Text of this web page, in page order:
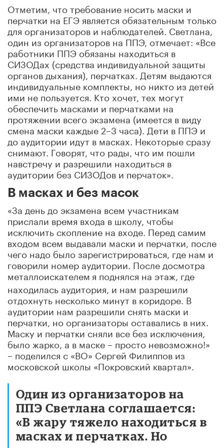
Отметим, что требование носить маски и
перчатки на ЕГЭ является обязательным только
для организаторов и наблюдателей. Светлана,
один из организаторов на ППЭ, отмечает: «Все
работники ППЭ обязаны находиться в
СИЗОДах (средства индивидуальной защиты
органов дыхания), перчатках. Детям выдаются
индивидуальные комплекты, но никто из детей
ими не пользуется. Кто хочет, тех могут
обеспечить масками и перчатками на
протяжении всего экзамена (имеется в виду
смена маски каждые 2–3 часа). Дети в ППЭ и
до аудитории идут в масках. Некоторые сразу
снимают. Говорят, что рады, что им пошли
навстречу и разрешили находиться в
аудитории без СИЗОДов и перчаток».
В масках и без масок
«За день до экзамена всем участникам
прислали время входа в школу, чтобы
исключить скопление на входе. Перед самим
входом всем выдавали маски и перчатки, после
чего надо было зарегистрироваться, где нам и
говорили номер аудитории. После досмотра
металлоискателем я поднялся на этаж, где
находилась аудитория, и нам разрешили
отдохнуть несколько минут в коридоре. В
аудитории нам разрешили снять маски и
перчатки, но организаторы оставались в них.
Маску и перчатки сняли все без исключения,
было жарко, а в маске – просто невозможно!»
– поделился с «ВО» Сергей Филиппов из
московской школы «Покровский квартал».
Один из организаторов на
ППЭ Светлана соглашается:
«В жару тяжело находиться в
масках и перчатках. Но